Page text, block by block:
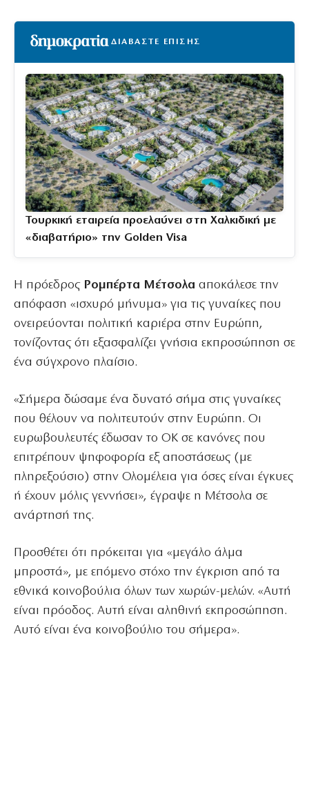
ΔΙΑΒΑΣΤΕ ΕΠΙΣΗΣ
Τουρκική εταιρεία προελαύνει στη Χαλκιδική με
«διαβατήριο» την Golden Visa
Η πρόεδρος Ρομπέρτα Μέτσολα αποκάλεσε την
απόφαση «ισχυρό μήνυμα» για τις γυναίκες που
ονειρεύονται πολιτική καριέρα στην Ευρώπη,
τονίζοντας ότι εξασφαλίζει γνήσια εκπροσώπηση σε
ένα σύγχρονο πλαίσιο.
«Σήμερα δώσαμε ένα δυνατό σήμα στις γυναίκες
που θέλουν να πολιτευτούν στην Ευρώπη. Οι
ευρωβουλευτές έδωσαν το ΟΚ σε κανόνες που
επιτρέπουν ψηφοφορία εξ αποστάσεως (με
πληρεξούσιο) στην Ολομέλεια για όσες είναι έγκυες
ή έχουν μόλις γεννήσει», έγραψε η Μέτσολα σε
ανάρτησή της.
Προσθέτει ότι πρόκειται για «μεγάλο άλμα
μπροστά», με επόμενο στόχο την έγκριση από τα
εθνικά κοινοβούλια όλων των χωρών-μελών. «Αυτή
είναι πρόοδος. Αυτή είναι αληθινή εκπροσώπηση.
Αυτό είναι ένα κοινοβούλιο του σήμερα».